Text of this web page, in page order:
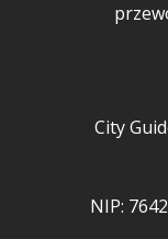
City
NIP: